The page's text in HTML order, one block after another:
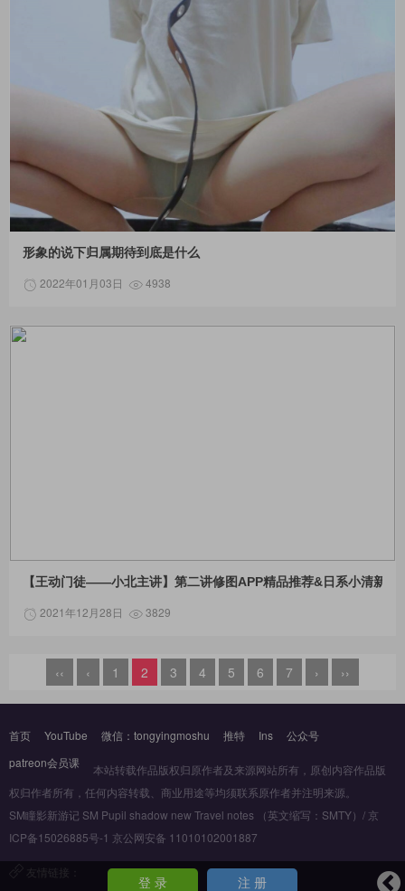
形象的说下归属期待到底是什么
2022年01月03日 4938
【王动门徒——小北主讲】第二讲修图APP精品推荐&日系小清新调
2021年12月28日 3829
‹‹ ‹ 1 2 3 4 5 6 7 › ››
首页 YouTube 微信：tongyingmoshu 推特 Ins
公众号
patreon会员课
本站转载作品版权归原作者及来源网站所有，原创内容作品版
权归作者所有，任何内容转载、商业用途等均须联系原作者并注明来源。
SM瞳影新游记 SM Pupil shadow new Travel notes （英文缩写：SMTY）/ 京
ICP备15026885号-1 京公网安备 11010102001887
友情链接：
登 录 注 册